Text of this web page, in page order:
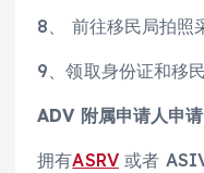
8、 前往移民局拍照
9、领取身份证和移
ADV 附属申请人申请
拥有ASRV或者